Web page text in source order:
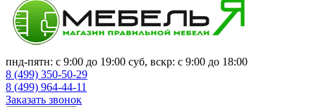
пнд-пятн: с 9:00 до 19:00 суб, вскр: с 9:00 до 18:00
8 (499) 350-50-29
8 (499) 964-44-11
Заказать звонок